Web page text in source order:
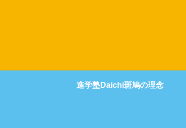
進学塾Daichi斑鳩の理念